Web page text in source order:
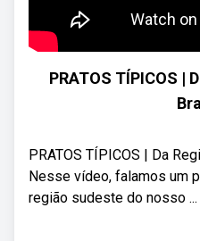
PRATOS TÍPICOS |
PRATOS TÍPICOS | Da
Nesse vídeo, falamos um
região sudeste do nosso ...